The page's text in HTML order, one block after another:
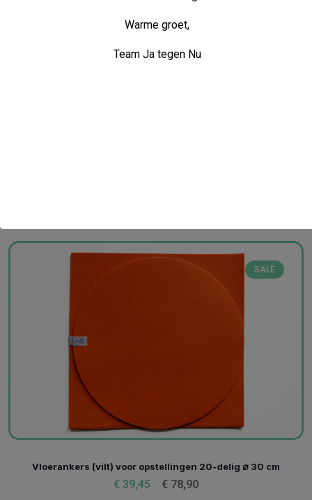
kleur, samen 10 vloerankers) voor € 42,95 incl. BTW en excl.
Indien bij verzending naar België tevens de BTW verlegd
SALE
Vloerankers (vilt) voor opstellingen 20-delig ∅ 30 cm
€ 39,45 € 78,90
Warme groet,
Team Ja tegen Nu